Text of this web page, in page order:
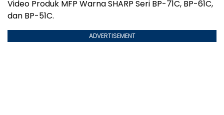
Video Produk MFP Warna SHARP Seri BP-71C, BP-61C,
dan BP-51C.
ADVERTISEMENT